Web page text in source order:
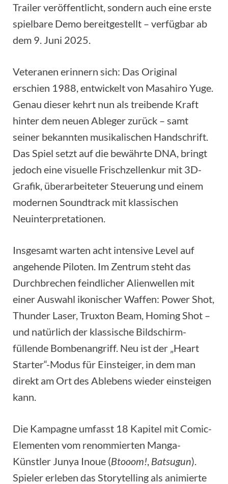
Trailer veröffentlicht, sondern auch eine erste
spielbare Demo bereitgestellt – verfügbar ab
dem 9. Juni 2025.
Veteranen erinnern sich: Das Original
erschien 1988, entwickelt von Masahiro Yuge.
Genau dieser kehrt nun als treibende Kraft
hinter dem neuen Ableger zurück – samt
seiner bekannten musikalischen Handschrift.
Das Spiel setzt auf die bewährte DNA, bringt
jedoch eine visuelle Frischzellenkur mit 3D-
Grafik, überarbeiteter Steuerung und einem
modernen Soundtrack mit klassischen
Neuinterpretationen.
Insgesamt warten acht intensive Level auf
angehende Piloten. Im Zentrum steht das
Durchbrechen feindlicher Alienwellen mit
einer Auswahl ikonischer Waffen: Power Shot,
Thunder Laser, Truxton Beam, Homing Shot –
und natürlich der klassische Bildschirm-
füllende Bombenangriff. Neu ist der „Heart
Starter“-Modus für Einsteiger, in dem man
direkt am Ort des Ablebens wieder einsteigen
kann.
Die Kampagne umfasst 18 Kapitel mit Comic-
Elementen vom renommierten Manga-
Künstler Junya Inoue (Btooom!, Batsugun).
Spieler erleben das Storytelling als animierte